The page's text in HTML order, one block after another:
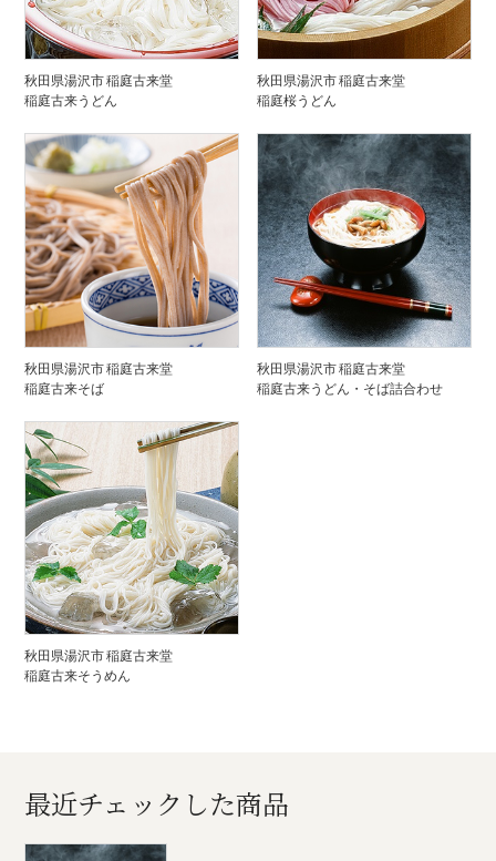
秋田県湯沢市 稲庭古来堂
稲庭古来うどん
秋田県湯沢市 稲庭古来堂
稲庭桜うどん
秋田県湯沢市 稲庭古来堂
稲庭古来そば
秋田県湯沢市 稲庭古来堂
稲庭古来うどん・そば詰合わせ
秋田県湯沢市 稲庭古来堂
稲庭古来そうめん
最近チェックした商品